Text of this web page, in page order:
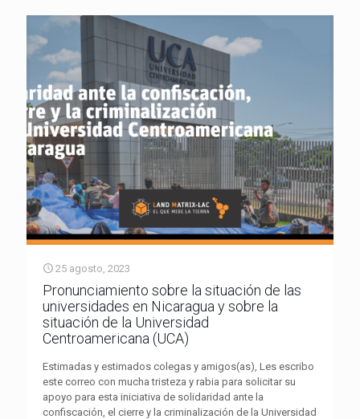
25 agosto, 2023
Pronunciamiento sobre la situación de las
universidades en Nicaragua y sobre la
situación de la Universidad
Centroamericana (UCA)
Estimadas y estimados colegas y amigos(as), Les escribo
este correo con mucha tristeza y rabia para solicitar su
apoyo para esta iniciativa de solidaridad ante la
confiscación, el cierre y la criminalización de la Universidad